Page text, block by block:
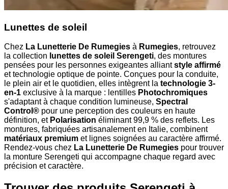
Lunettes de soleil
Chez La Lunetterie De Rumegies à Rumegies, retrouvez
la collection lunettes de soleil Serengeti, des montures
pensées pour les personnes exigeantes alliantstyle affirmé
et technologie optique de pointe. Conçues pour la conduite,
le plein air et le quotidien, elles intègrent la technologie 3-
en-1 exclusive à la marque : lentilles Photochromiques
s'adaptant à chaque condition lumineuse, Spectral
Control® pour une perception des couleurs en haute
définition, et Polarisation éliminant 99,9 % des reflets. Les
montures, fabriquées artisanalement en Italie, combinent
matériaux premium et lignes soignées au caractère affirmé.
Rendez-vous chez La Lunetterie De Rumegies pour trouver
la monture Serengeti qui accompagne chaque regard avec
précision et caractère.